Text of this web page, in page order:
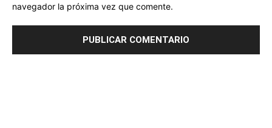
navegador la próxima vez que comente.